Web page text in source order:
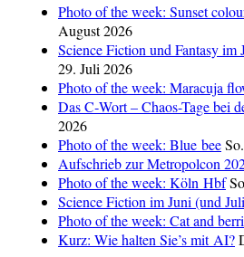
Photo of the week: Sunset
August 2026
Science Fiction und Fantasy im
29. Juli 2026
Photo of the week: Maracuja
Das C‑Wort – Chaos-Tage bei
2026
Photo of the week: Blue bee
Aufschrieb zur Metropolcon
Photo of the week: Köln Hbf
Science Fiction im Juni (und
Photo of the week: Cat and
Kurz: Wie halten Sie’s mit AI?